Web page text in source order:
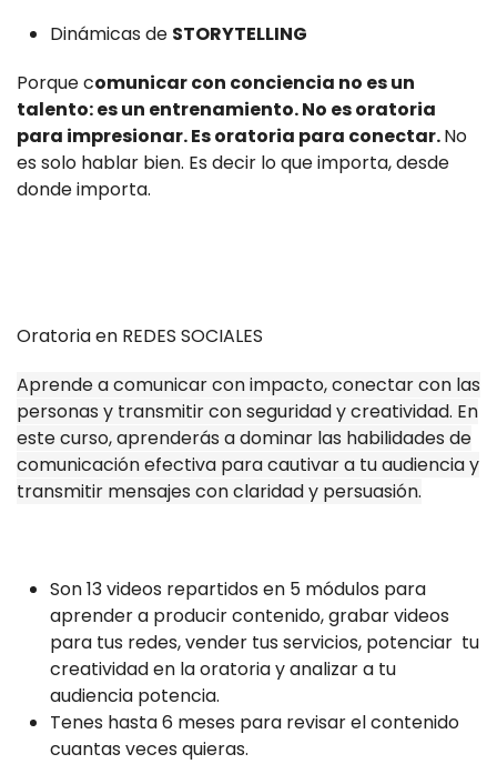
Dinámicas de STORYTELLING
Porque comunicar con conciencia no es un
talento: es un entrenamiento. No es oratoria
para impresionar. Es oratoria para conectar.No
es solo hablar bien. Es decir lo que importa, desde
donde importa.
Oratoria en REDES SOCIALES
Aprende a comunicar con impacto, conectar con las
personas y transmitir con seguridad y creatividad. En
este curso, aprenderás a dominar las habilidades de
comunicación efectiva para cautivar a tu audiencia y
transmitir mensajes con claridad y persuasión.
Son 13 videos repartidos en 5 módulos para
aprender a producir contenido, grabar videos
para tus redes, vender tus servicios, potenciar tu
creatividad en la oratoria y analizar a tu
audiencia potencia.
Tenes hasta 6 meses para revisar el contenido
cuantas veces quieras.